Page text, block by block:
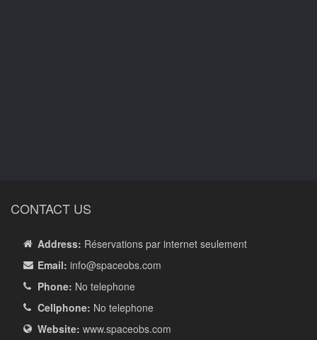
CONTACT US
Address: Réservations par internet seulement
Email: info@spaceobs.com
Phone: No telephone
Cellphone: No telephone
Website: www.spaceobs.com